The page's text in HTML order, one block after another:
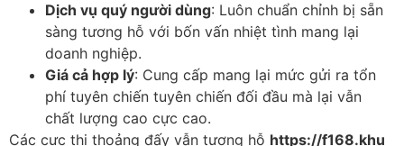
Dịch vụ quý người dùng: Luôn chuẩn chỉnh bị sẵn
sàng tương hỗ với bốn vấn nhiệt tình mang lại
doanh nghiệp.
Giá cả hợp lý: Cung cấp mang lại mức gửi ra tổn
phí tuyên chiến tuyên chiến đối đầu mà lại vẫn
chất lượng cao cực cao.
Các cực thi thoảng đấy vẫn tương hỗ https://f168.khu